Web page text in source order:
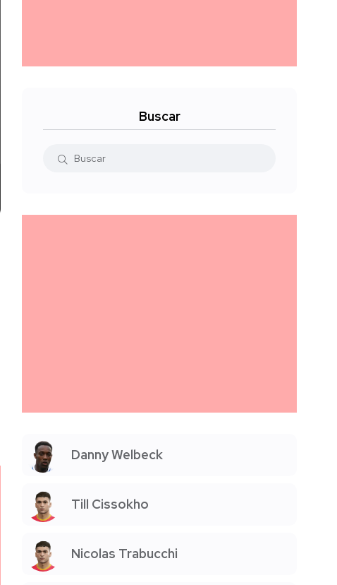
Buscar
Danny Welbeck
Till Cissokho
Nicolas Trabucchi